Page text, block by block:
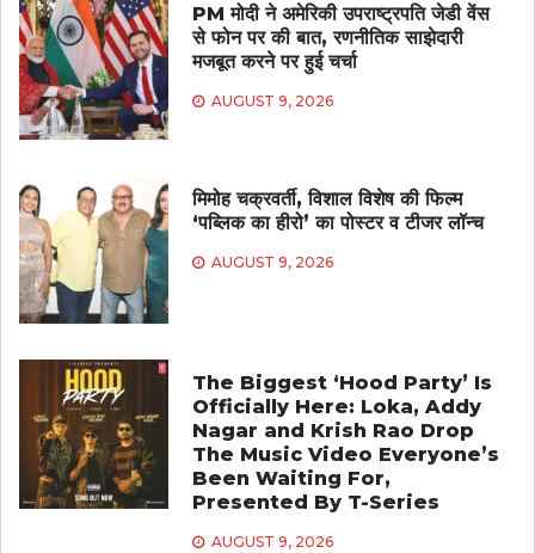
PM मोदी ने अमेरिकी उपराष्ट्रपति जेडी वेंस
से फोन पर की बात, रणनीतिक साझेदारी
मजबूत करने पर हुई चर्चा
AUGUST 9, 2026
मिमोह चक्रवर्ती, विशाल विशेष की फिल्म
‘पब्लिक का हीरो’ का पोस्टर व टीजर लॉन्च
AUGUST 9, 2026
The Biggest ‘Hood Party’ Is
Officially Here: Loka, Addy
Nagar and Krish Rao Drop
The Music Video Everyone’s
Been Waiting For,
Presented By T-Series
AUGUST 9, 2026